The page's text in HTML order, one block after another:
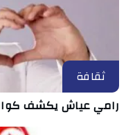
ثقافة
رامي عياش يكشف